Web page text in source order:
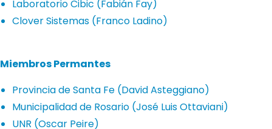
Laboratorio Cibic (Fabián Fay)
Clover Sistemas (Franco Ladino)
Miembros Permantes
Provincia de Santa Fe (David Asteggiano)
Municipalidad de Rosario (José Luis Ottaviani)
UNR (Oscar Peire)